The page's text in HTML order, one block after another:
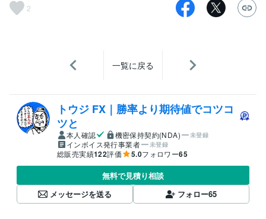
2
一覧に戻る
トウジ FX｜勝率より期待値でコツコ
ツと
本人確認 機密保持契約(NDA) 未登録
インボイス発行事業者 未登録
総販売実績122評価 5.0フォロワー65
無料で見積り相談
メッセージを送る
フォロー65